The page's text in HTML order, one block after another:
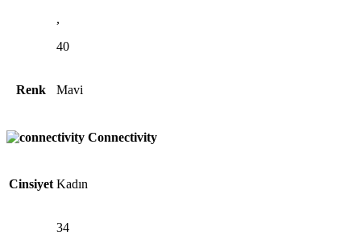
,
40
Renk Mavi
Connectivity
Cinsiyet Kadın
34